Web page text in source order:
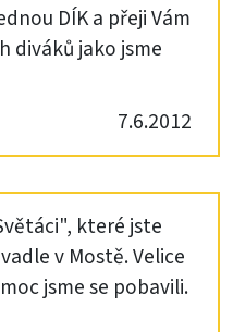
DÍK a přeji Vám
diváků jako jsme
7.6.2012
které jste
v Mostě. Velice
jsme se pobavili.